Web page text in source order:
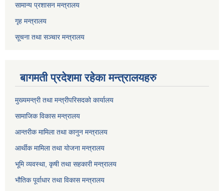
सामान्य प्रशासन मन्त्रालय
गृह मन्त्रालय
सूचना तथा सञ्चार मन्त्रालय
बागमती प्रदेशमा रहेका मन्त्रालयहरु
मुख्यमन्त्री तथा मन्त्रीपरिसदको कार्यालय
सामाजिक विकास मन्त्रालय
आन्तरीक मामिला तथा कानुन मन्त्रालय
आर्थीक मामिला तथा योजना मन्त्रालय
भूमि व्यवस्था, कृषी तथा सहकारी मन्त्रालय
भौतिक पूर्वाधार तथा विकास मन्त्रालय